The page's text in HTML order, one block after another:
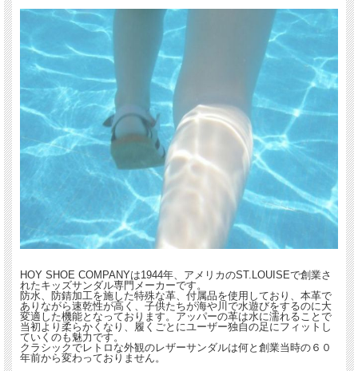
HOY SHOE COMPANYは1944年、アメリカのST.LOUISEで創業さ
れたキッズサンダル専門メーカーです。
防水、防錆加工を施した特殊な革、付属品を使用しており、本革で
ありながら速乾性が高く、子供たちが海や川で水遊びをするのに大
変適した機能となっております。アッパーの革は水に濡れることで
当初より柔らかくなり、履くごとにユーザー独自の足にフィットし
ていくのも魅力です。
クラシックでレトロな外観のレザーサンダルは何と創業当時の６０
年前から変わっておりません。